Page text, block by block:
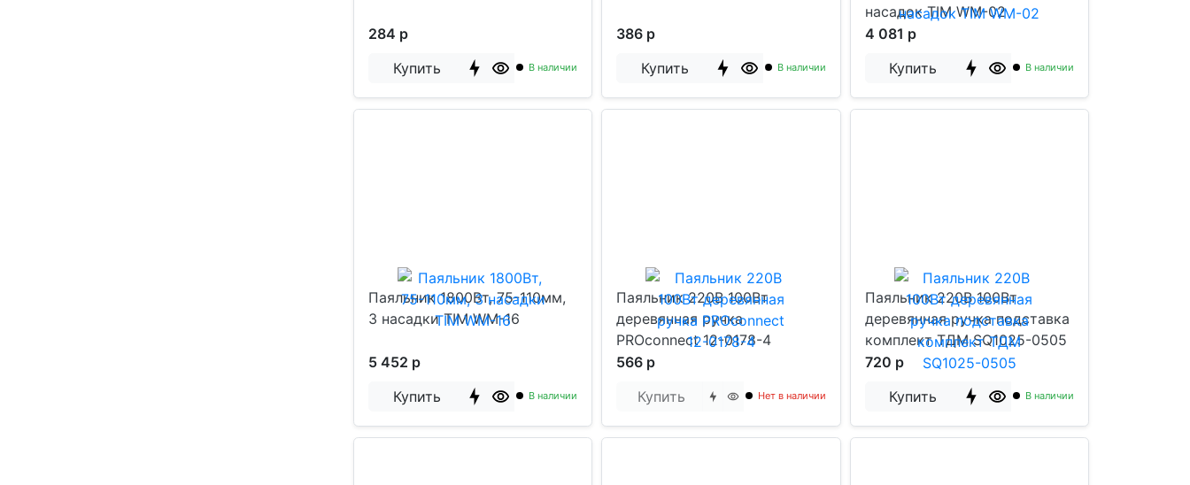
284 р
Купить
В наличии
386 р
Купить
В наличии
насадок TIM WM-02
4 081 р
Купить
В наличии
Паяльник 1800Вт, 75-110мм,
3 насадки TIM WM-16
5 452 р
Купить
В наличии
Паяльник 220В 100Вт
деревянная ручка
PROconnect 12-0178-4
566 р
Купить
Нет в наличии
Паяльник 220В 100Вт
деревянная ручка подставка
комплект ТДМ SQ1025-0505
720 р
Купить
В наличии